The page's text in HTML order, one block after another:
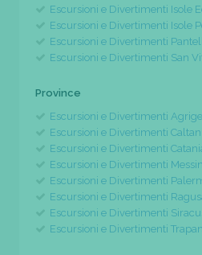
Escursioni e Divertimenti Isole
Escursioni e Divertimenti Isole
Escursioni e Divertimenti
Escursioni e Divertimenti San
Province
Escursioni e Divertimenti
Escursioni e Divertimenti
Escursioni e Divertimenti
Escursioni e Divertimenti
Escursioni e Divertimenti
Escursioni e Divertimenti
Escursioni e Divertimenti
Escursioni e Divertimenti